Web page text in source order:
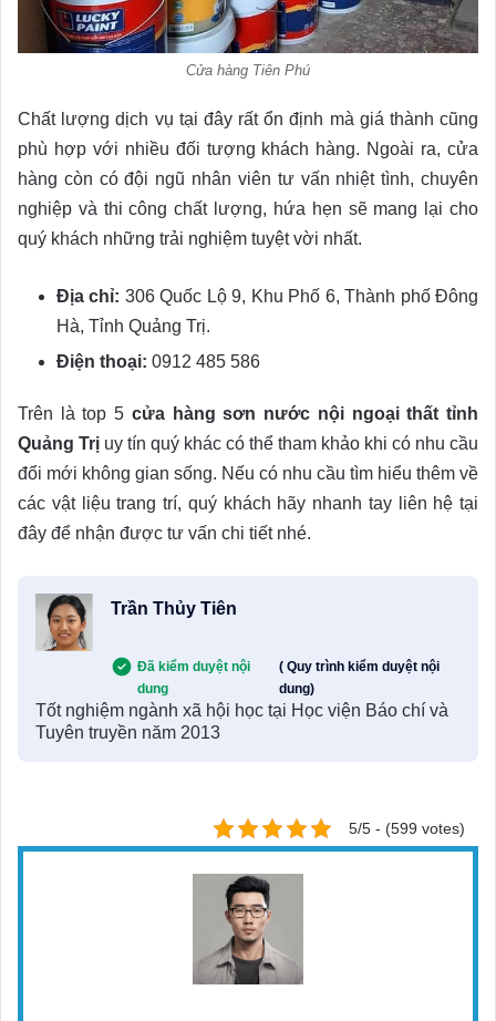
Cửa hàng Tiên Phú
Chất lượng dịch vụ tại đây rất ổn định mà giá thành cũng
phù hợp với nhiều đối tượng khách hàng. Ngoài ra, cửa
hàng còn có đội ngũ nhân viên tư vấn nhiệt tình, chuyên
nghiệp và thi công chất lượng, hứa hẹn sẽ mang lại cho
quý khách những trải nghiệm tuyệt vời nhất.
Địa chỉ: 306 Quốc Lộ 9, Khu Phố 6, Thành phố Đông
Hà, Tỉnh Quảng Trị.
Điện thoại: 0912 485 586
Trên là top 5 cửa hàng sơn nước nội ngoại thất tỉnh
Quảng Trị uy tín quý khác có thể tham khảo khi có nhu cầu
đổi mới không gian sống. Nếu có nhu cầu tìm hiểu thêm về
các vật liệu trang trí, quý khách hãy nhanh tay liên hệ tại
đây để nhận được tư vấn chi tiết nhé.
Trần Thủy Tiên
Đã kiểm duyệt nội
dung
( Quy trình kiểm duyệt nội
dung)
Tốt nghiệm ngành xã hội học tại Học viện Báo chí và
Tuyên truyền năm 2013
5/5 - (599 votes)